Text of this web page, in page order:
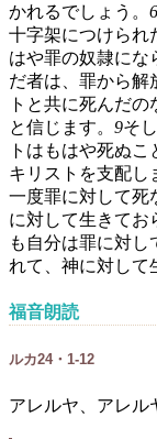
かれるでしょう。 6
十字架につけられ
はや罪の奴隷にな
だ者は、罪から解
トと共に死んだ
と信じます。 9そ
トはもはや死ぬ
キリストを支配し
一度罪に対して死
に対して生きてお
も自分は罪に対
れて、神に対して
福音朗読
ルカ24・1-12
アレルヤ、アレル